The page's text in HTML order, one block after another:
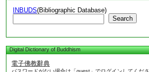
INBUDS(Bibliographic Database)
Search
Digital Dictionary of Buddhism
電子佛教辭典